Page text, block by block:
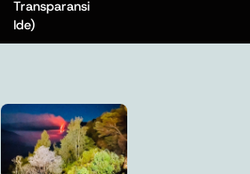
Transparansi
Ide)